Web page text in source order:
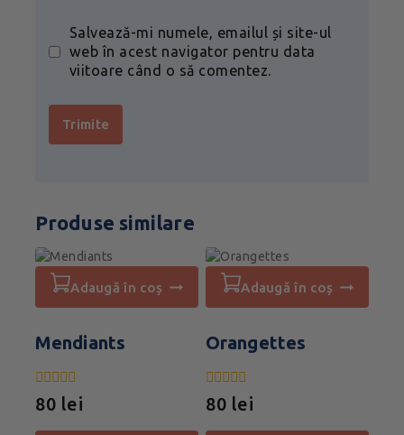
Salvează-mi numele, emailul și site-ul
web în acest navigator pentru data
viitoare când o să comentez.
Produse similare
adaugă în coș
Mendiants
0
din
80 lei
adaugă în coș
Orangettes
0
din
80 lei